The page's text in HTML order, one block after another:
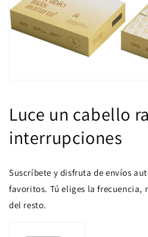
Luce un cabello
interrupciones
Suscríbete y disfruta de envíos
favoritos. Tú eliges la frecuencia,
del resto.